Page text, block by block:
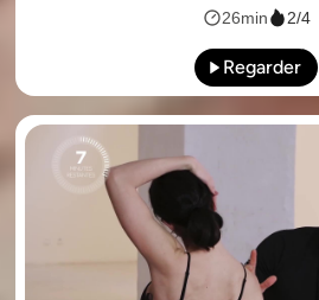
26min 2/4
Regarder